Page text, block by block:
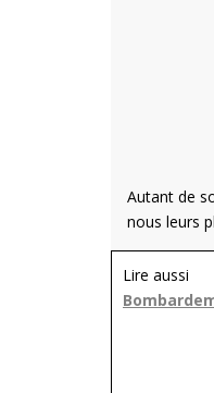
Autant de
nous leurs
Lire aussi